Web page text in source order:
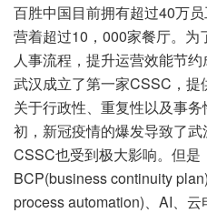
百胜中国目前拥有超过40万
营着超过10，000家餐厅。为
人事流程，提升运营效能节
武汉成立了第一家CSSC，
关于行政性、重复性以及事
初，新冠疫情的爆发导致了
CSSC也受到极大影响。但
BCP(business continuity
process automation)、AI、